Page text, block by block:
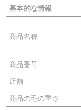
基本的な情報
商品名称
商品番号
店舗
商品の毛の重さ